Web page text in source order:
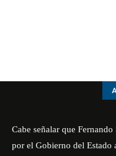
Cabe señalar que
por el Gobierno del Estado